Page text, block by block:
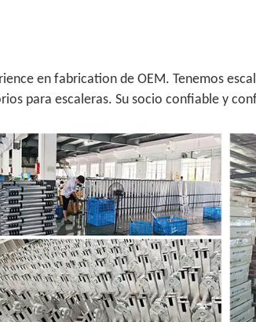
en fabrication de OEM. Tenemos
para escaleras. Su socio confiable y